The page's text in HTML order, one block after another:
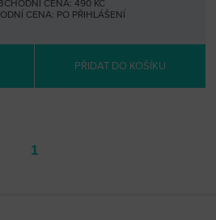
CENA: 490 KČ
CENA: PO PŘIHLÁŠENÍ
PŘIDAT DO KOŠÍKU
1